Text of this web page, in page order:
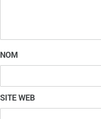
NOM
SITE WEB